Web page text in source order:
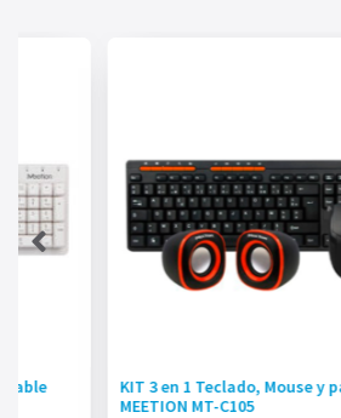
KIT 3 en 1 Teclado, Mouse y
MEETION MT-C105